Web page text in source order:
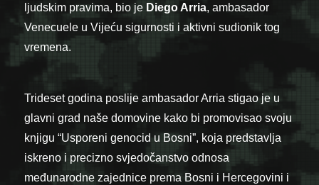
ljudskim pravima, bio je Diego Arria, ambasador
Venecuele u Vijeću sigurnosti i aktivni sudionik tog
vremena.
Trideset godina poslije ambasador Arria stigao je u
glavni grad naše domovine kako bi promovisao svoju
knjigu “Usporeni genocid u Bosni”, koja predstavlja
iskreno i precizno svjedočanstvo odnosa
međunarodne zajednice prema Bosni i Hercegovini i